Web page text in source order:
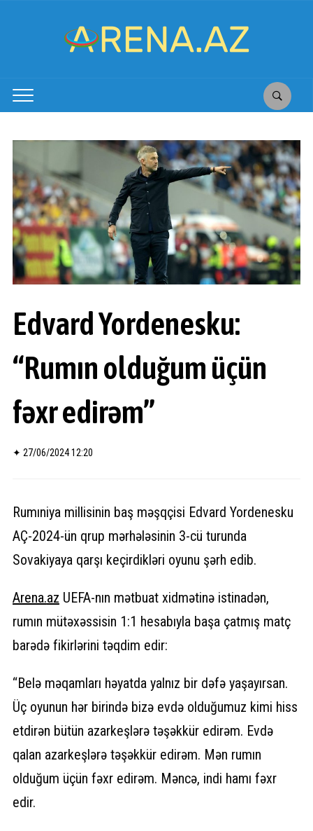
Edvard Yordenesku:
“Rumın olduğum üçün
fəxr edirəm”
✦ 27/06/2024 12:20
Rumıniya millisinin baş məşqçisi Edvard Yordenesku
AÇ-2024-ün qrup mərhələsinin 3-cü turunda
Sovakiyaya qarşı keçirdikləri oyunu şərh edib.
Arena.az UEFA-nın mətbuat xidmətinə istinadən,
rumın mütəxəssisin 1:1 hesabıyla başa çatmış matç
barədə fikirlərini təqdim edir:
“Belə məqamları həyatda yalnız bir dəfə yaşayırsan.
Üç oyunun hər birində bizə evdə olduğumuz kimi hiss
etdirən bütün azarkeşlərə təşəkkür edirəm. Evdə
qalan azarkeşlərə təşəkkür edirəm. Mən rumın
olduğum üçün fəxr edirəm. Məncə, indi hamı fəxr
edir.